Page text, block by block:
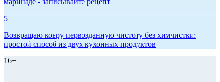
маринаде - записывайте рецепт
5
Возвращаю ковру первозданную чистоту без химчистки:
простой способ из двух кухонных продуктов
16+